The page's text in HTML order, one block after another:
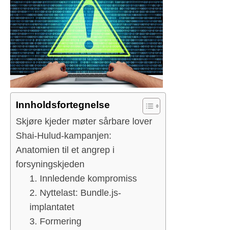
Innholdsfortegnelse
Skjøre kjeder møter sårbare lover
Shai-Hulud-kampanjen:
Anatomien til et angrep i
forsyningskjeden
1. Innledende kompromiss
2. Nyttelast: Bundle.js-
implantatet
3. Formering